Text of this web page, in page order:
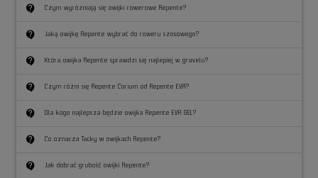
contact_support Czym wyróżniają się owijki rowerowe Repente?
contact_support Jaką owijkę Repente wybrać do roweru szosowego?
contact_support Która owijka Repente sprawdzi się najlepiej w gravelu?
contact_support Czym różni się Repente Corium od Repente EVA?
contact_support Dla kogo najlepsza będzie owijka Repente EVA GEL?
contact_support Co oznacza Tacky w owijkach Repente?
contact_support Jak dobrać grubość owijki Repente?